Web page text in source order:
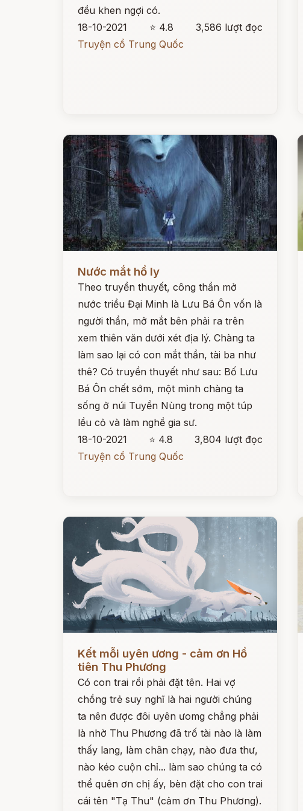
đều khen ngợi có.
18-10-2021
⭐ 4.8
3,586 lượt đọc
Truyện cổ Trung Quốc
Nước mắt hồ ly
Theo truyền thuyết, công thần mở
nước triều Đại Minh là Lưu Bá Ôn vốn là
người thần, mở mắt bên phải ra trên
xem thiên văn dưới xét địa lý. Chàng ta
làm sao lại có con mắt thần, tài ba như
thê? Có truyền thuyết như sau: Bố Lưu
Bá Ôn chết sớm, một mình chàng ta
sống ở núi Tuyền Nùng trong một túp
lều cỏ và làm nghề gia sư.
18-10-2021
⭐ 4.8
3,804 lượt đọc
Truyện cổ Trung Quốc
Đọc ngay
Kết mỗi uyên ương - cảm ơn Hồ
tiên Thu Phương
Có con trai rồi phải đặt tên. Hai vợ
chồng trẻ suy nghĩ là hai người chúng
ta nên được đôi uyên ưomg chẳng phải
là nhờ Thu Phương đã trố tài nào là làm
thấy lang, làm chân chạy, nào đưa thư,
nào kéo cuộn chỉ... làm sao chúng ta có
thể quên ơn chị ấy, bèn đặt cho con trai
cái tên "Tạ Thu" (cảm ơn Thu Phương).